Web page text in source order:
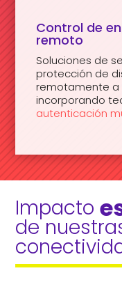
Control de
remoto
Soluciones de
protección de
remotamente a
incorporando
autenticación
Impacto
de